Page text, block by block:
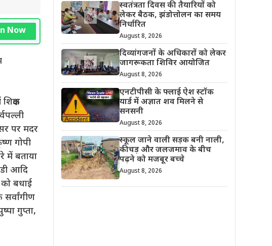
Now
पर मदर
गोपी
में बताया
आदि
बधाई
गुप्ता,
स्वतंत्रता दिवस की तैयारियों को
लेकर बैठक, झंडोत्तोलन का समय
निर्धारित
August 8, 2026
दिव्यांगजनों के अधिकारों को लेकर
जागरूकता शिविर आयोजित
August 8, 2026
एनटीपीसी के फ्लाई ऐश स्टॉक
यार्ड में अज्ञात शव मिलने से
सनसनी
August 8, 2026
स्कूल जाने वाली सड़क बनी नाली,
कीचड़ और जलजमाव के बीच
पढ़ने को मजबूर बच्चे
August 8, 2026